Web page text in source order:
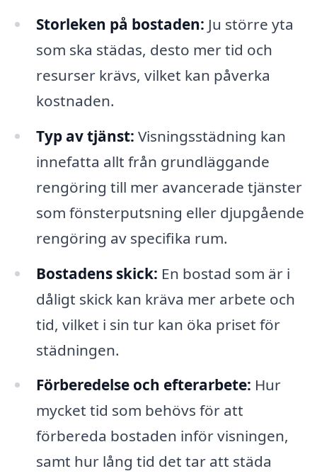
Storleken på bostaden: Ju större yta
som ska städas, desto mer tid och
resurser krävs, vilket kan påverka
kostnaden.
Typ av tjänst: Visningsstädning kan
innefatta allt från grundläggande
rengöring till mer avancerade tjänster
som fönsterputsning eller djupgående
rengöring av specifika rum.
Bostadens skick: En bostad som är i
dåligt skick kan kräva mer arbete och
tid, vilket i sin tur kan öka priset för
städningen.
Förberedelse och efterarbete: Hur
mycket tid som behövs för att
förbereda bostaden inför visningen,
samt hur lång tid det tar att städa